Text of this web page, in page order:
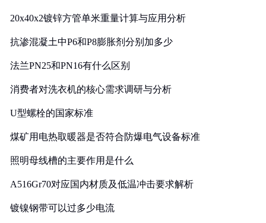
20x40x2镀锌方管单米重量计算与应用分析
抗渗混凝土中P6和P8膨胀剂分别加多少
法兰PN25和PN16有什么区别
消费者对洗衣机的核心需求调研与分析
U型螺栓的国家标准
煤矿用电热取暖器是否符合防爆电气设备标准
照明母线槽的主要作用是什么
A516Gr70对应国内材质及低温冲击要求解析
镀镍钢带可以过多少电流